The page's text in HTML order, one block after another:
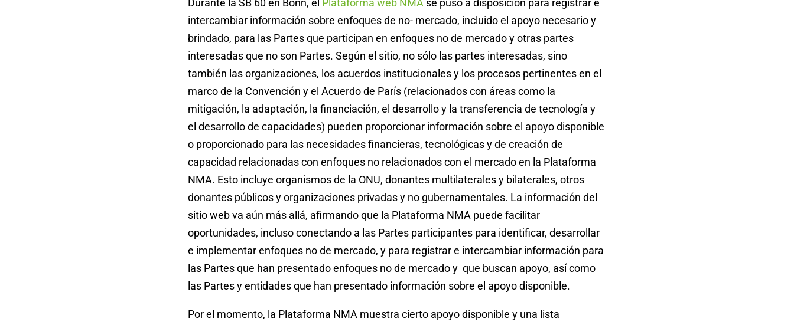
Durante la SB 60 en Bonn, el Plataforma web NMA se puso a disposición para registrar e
intercambiar información sobre enfoques de no- mercado, incluido el apoyo necesario y
brindado, para las Partes que participan en enfoques no de mercado y otras partes
interesadas que no son Partes. Según el sitio, no sólo las partes interesadas, sino
también las organizaciones, los acuerdos institucionales y los procesos pertinentes en el
marco de la Convención y el Acuerdo de París (relacionados con áreas como la
mitigación, la adaptación, la financiación, el desarrollo y la transferencia de tecnología y
el desarrollo de capacidades) pueden proporcionar información sobre el apoyo disponible
o proporcionado para las necesidades financieras, tecnológicas y de creación de
capacidad relacionadas con enfoques no relacionados con el mercado en la Plataforma
NMA. Esto incluye organismos de la ONU, donantes multilaterales y bilaterales, otros
donantes públicos y organizaciones privadas y no gubernamentales. La información del
sitio web va aún más allá, afirmando que la Plataforma NMA puede facilitar
oportunidades, incluso conectando a las Partes participantes para identificar, desarrollar
e implementar enfoques no de mercado, y para registrar e intercambiar información para
las Partes que han presentado enfoques no de mercado y que buscan apoyo, así como
las Partes y entidades que han presentado información sobre el apoyo disponible.
Por el momento, la Plataforma NMA muestra cierto apoyo disponible y una lista